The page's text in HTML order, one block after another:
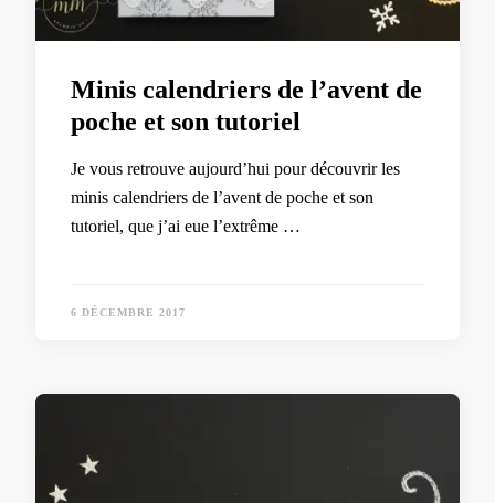
Minis calendriers de l’avent de
poche et son tutoriel
Je vous retrouve aujourd’hui pour découvrir les
minis calendriers de l’avent de poche et son
tutoriel, que j’ai eue l’extrême …
6 DÉCEMBRE 2017